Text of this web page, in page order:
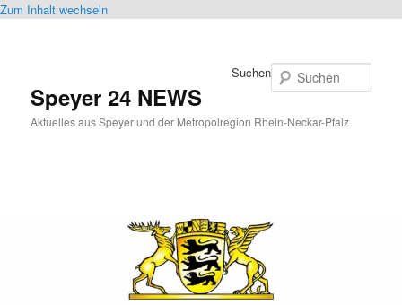
Zum Inhalt wechseln
Speyer 24 NEWS
Aktuelles aus Speyer und der Metropolregion Rhein-Neckar-Pfalz
Suchen